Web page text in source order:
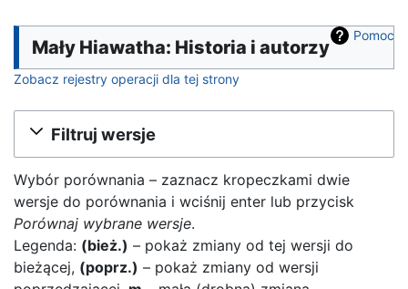
Pomoc
Mały Hiawatha: Historia i autorzy
Zobacz rejestry operacji dla tej strony
Filtruj wersje
Wybór porównania – zaznacz kropeczkami dwie
wersje do porównania i wciśnij enter lub przycisk
Porównaj wybrane wersje.
Legenda: (bież.) – pokaż zmiany od tej wersji do
bieżącej, (poprz.) – pokaż zmiany od wersji